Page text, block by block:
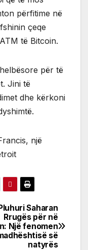
përfitime në
çeqe
të Bitcoin.
për të
Jini të
dhe kërkoni
një
Saharan
Rrugës për në
Një fenomen
së
natyrës